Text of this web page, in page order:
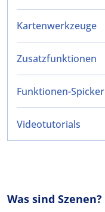
Kartenwerkzeuge
Zusatzfunktionen
Funktionen-Spicker
Videotutorials
Was sind Szenen?